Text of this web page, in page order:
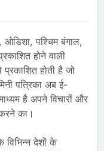
ओडिशा, पश्चिम बंगाल,
होने वाली
होती है जो
पत्रिका अब ई-
है अपने विचारों और
का।
विभिन्न देशों के